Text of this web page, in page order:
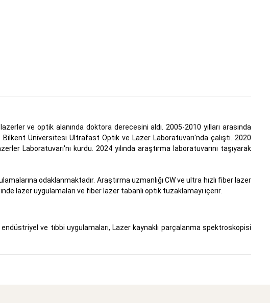
ve optik alanında doktora derecesini aldı. 2005-2010 yılları arasında
Bilkent Üniversitesi Ultrafast Optik ve Lazer Laboratuvarı'nda çalıştı. 2020
Laboratuvarı'nı kurdu. 2024 yılında araştırma laboratuvarını taşıyarak
odaklanmaktadır. Araştırma uzmanlığı CW ve ultra hızlı fiber lazer
lazer uygulamaları ve fiber lazer tabanlı optik tuzaklamayı içerir.
ve tıbbi uygulamaları, Lazer kaynaklı parçalanma spektroskopisi